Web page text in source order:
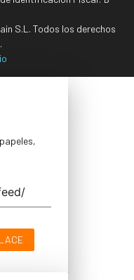
S.L. Todos los derechos